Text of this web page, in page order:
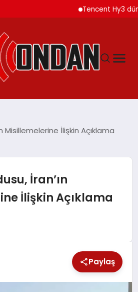
Tencent Hy3 dünya
Misillemelerine İlişkin Açıklama
İran’ın
İlişkin Açıklama
Paylaş